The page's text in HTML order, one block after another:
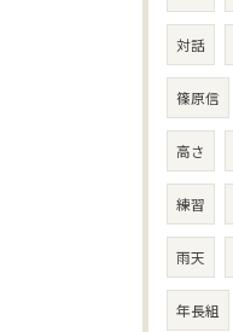
対話
篠原信
高さ
練習
雨天
年長組